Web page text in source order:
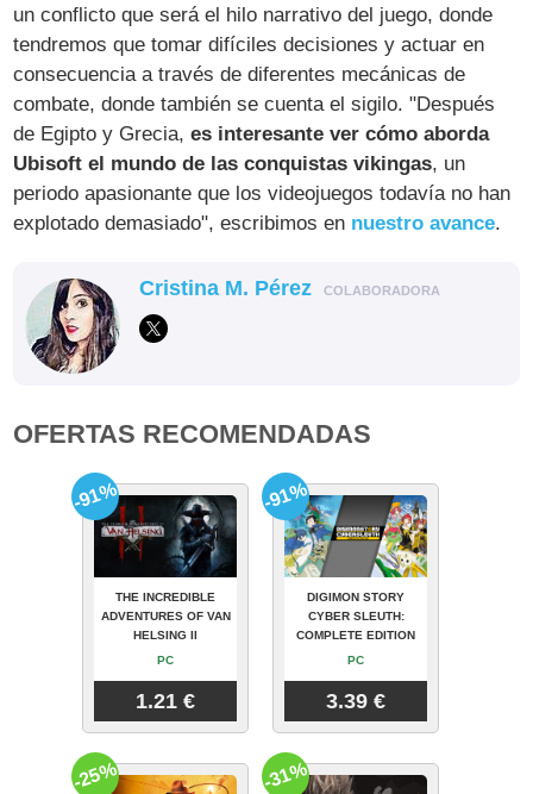
un conflicto que será el hilo narrativo del juego, donde
tendremos que tomar difíciles decisiones y actuar en
consecuencia a través de diferentes mecánicas de
combate, donde también se cuenta el sigilo. "Después
de Egipto y Grecia,es interesante ver cómo aborda
Ubisoft el mundo de las conquistas vikingas, un
periodo apasionante que los videojuegos todavía no han
explotado demasiado", escribimos en nuestro avance.
Cristina M. Pérez COLABORADORA
OFERTAS RECOMENDADAS
THE INCREDIBLE
ADVENTURES OF VAN
HELSING II
PC
1.21 €
-91%
DIGIMON STORY
CYBER SLEUTH:
COMPLETE EDITION
PC
3.39 €
-91%
-25% -31%